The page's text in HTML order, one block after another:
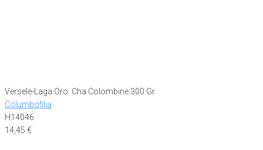
Versele-Laga Oro. Cha Colombine 300 Gr
Columbofilia
H14046
14,45 €